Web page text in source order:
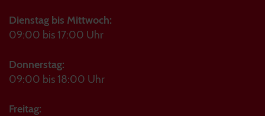
Dienstag bis Mittwoch:
09:00 bis 17:00 Uhr
Donnerstag:
09:00 bis 18:00 Uhr
Freitag: